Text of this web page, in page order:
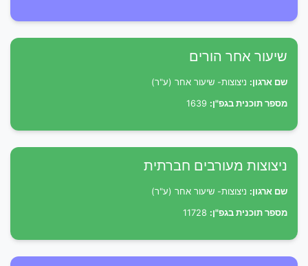
שיעור אחר הורים
שם ארגון: ניצוצות- שיעור אחר (ע"ר)
מספר תוכנית בגפ"ן:
ניצוצות מעורבים חברתית
שם ארגון: ניצוצות- שיעור אחר (ע"ר)
מספר תוכנית בגפ"ן: